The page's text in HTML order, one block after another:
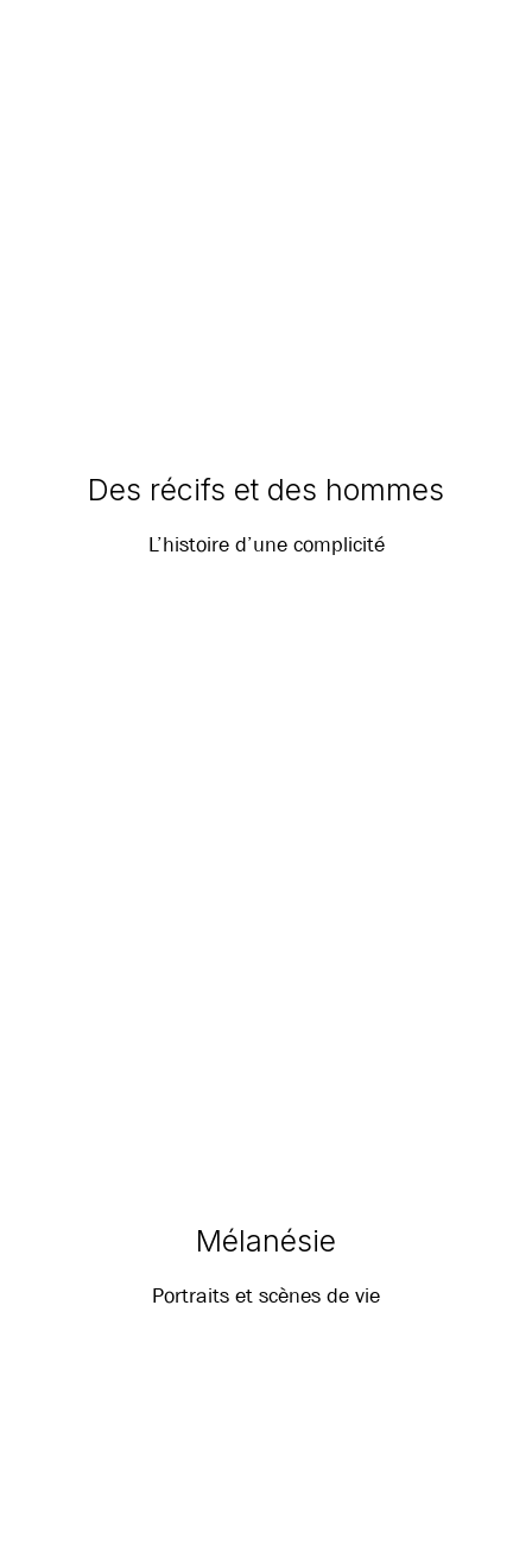
Des récifs et des hommes
L’histoire d’une complicité
Mélanésie
Portraits et scènes de vie